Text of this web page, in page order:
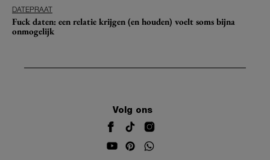
DATEPRAAT
Fuck daten: een relatie krijgen (en houden) voelt soms bijna
onmogelijk
Volg ons